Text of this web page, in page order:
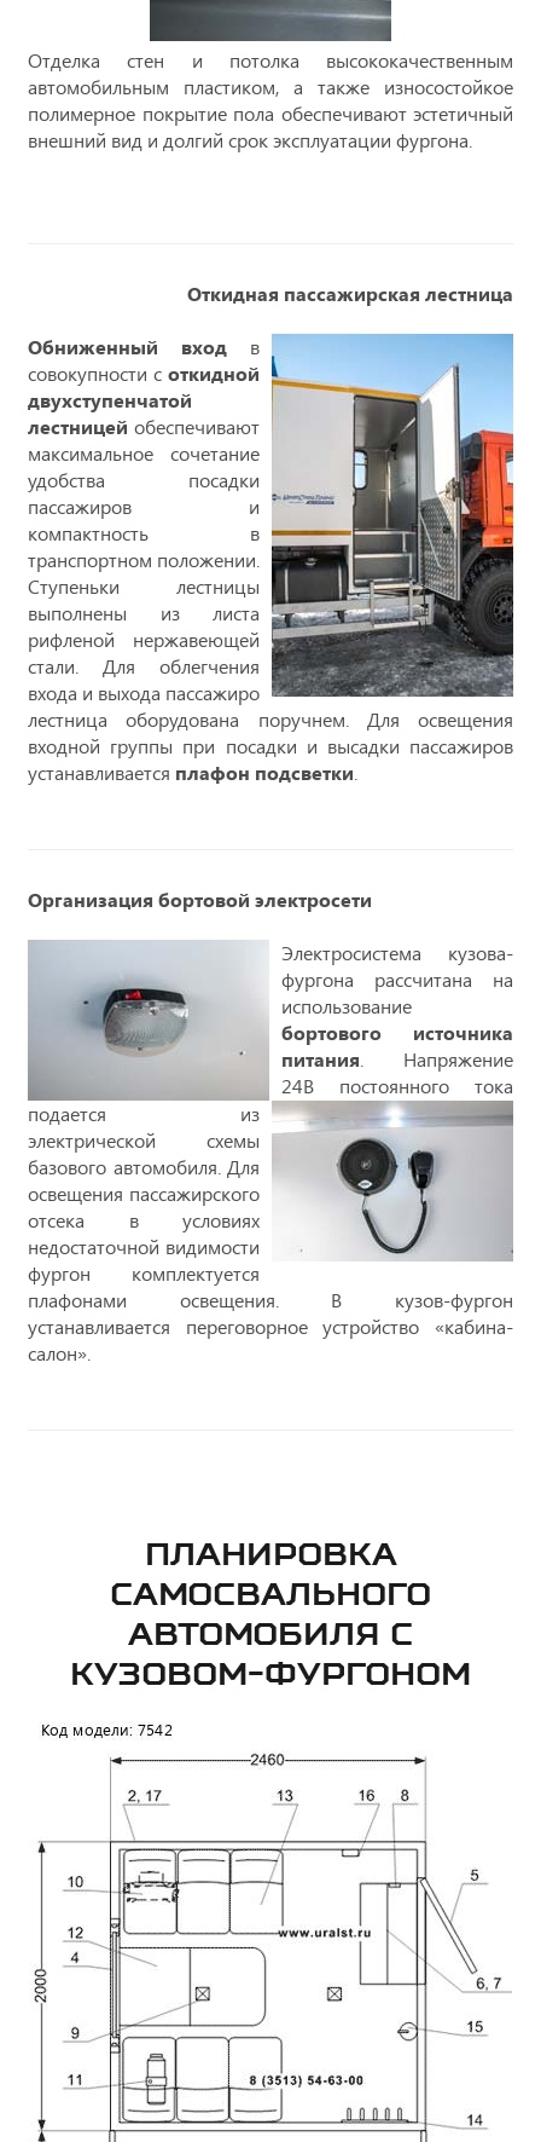
Отделка стен и потолка высококачественным
автомобильным пластиком, а также износостойкое
полимерное покрытие пола обеспечивают эстетичный
внешний вид и долгий срок эксплуатации фургона.
Откидная пассажирская лестница
Обниженный вход в
совокупности с откидной
двухступенчатой
лестницей обеспечивают
максимальное сочетание
удобства посадки
пассажиров и
компактность в
транспортном положении.
Ступеньки лестницы
выполнены из листа
рифленой нержавеющей
стали. Для облегчения
входа и выхода пассажиро
лестница оборудована поручнем. Для освещения
входной группы при посадки и высадки пассажиров
устанавливается плафон подсветки.
Организация бортовой электросети
Электросистема кузова-
фургона рассчитана на
использование
бортового источника
питания. Напряжение
24В постоянного тока
подается из
электрической схемы
базового автомобиля. Для
освещения пассажирского
отсека в условиях
недостаточной видимости
фургон комплектуется
плафонами освещения. В кузов-фургон
устанавливается переговорное устройство «кабина-
салон».
ПЛАНИРОВКА
САМОСВАЛЬНОГО
АВТОМОБИЛЯ С
КУЗОВОМ-ФУРГОНОМ